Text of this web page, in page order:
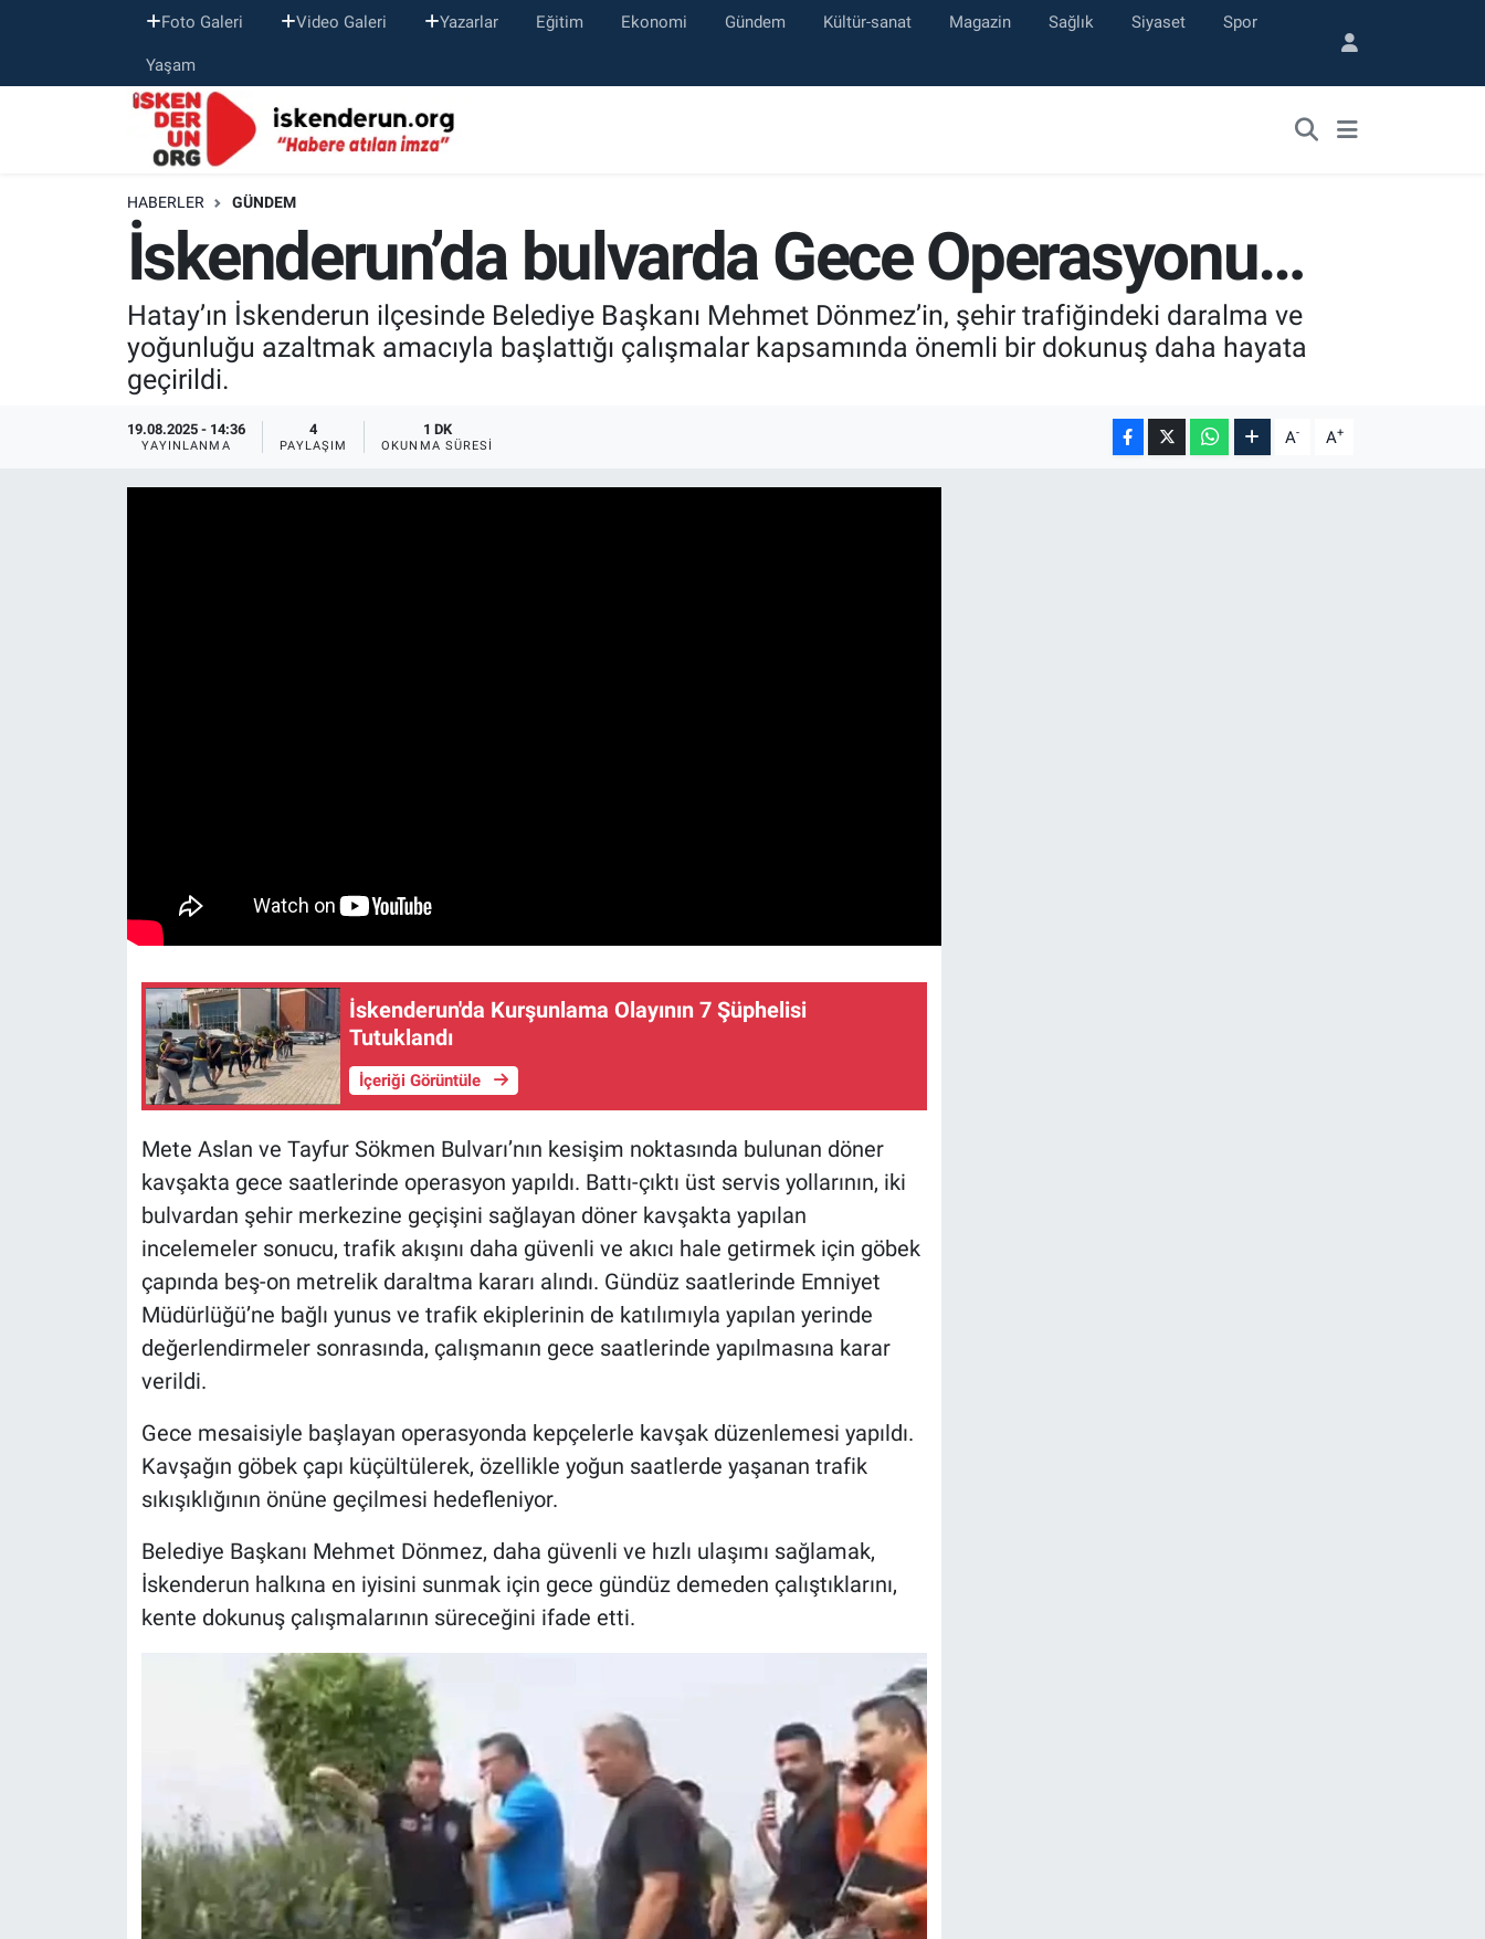
Foto Galeri Video Galeri Yazarlar Eğitim Ekonomi Gündem Kültür-sanat Magazin Sağlık Siyaset Spor
Yaşam
HABERLER GÜNDEM
İskenderun’da bulvarda Gece Operasyonu…
Hatay’ın İskenderun ilçesinde Belediye Başkanı Mehmet Dönmez’in, şehir trafiğindeki daralma ve
yoğunluğu azaltmak amacıyla başlattığı çalışmalar kapsamında önemli bir dokunuş daha hayata
geçirildi.
19.08.2025 - 14:36
YAYINLANMA
4
PAYLAŞIM
1 DK
OKUNMA SÜRESI A- A+
İskenderun'da Kurşunlama Olayının 7 Şüphelisi
Tutuklandı
İçeriği Görüntüle
Mete Aslan ve Tayfur Sökmen Bulvarı’nın kesişim noktasında bulunan döner
kavşakta gece saatlerinde operasyon yapıldı. Battı-çıktı üst servis yollarının, iki
bulvardan şehir merkezine geçişini sağlayan döner kavşakta yapılan
incelemeler sonucu, trafik akışını daha güvenli ve akıcı hale getirmek için göbek
çapında beş-on metrelik daraltma kararı alındı. Gündüz saatlerinde Emniyet
Müdürlüğü’ne bağlı yunus ve trafik ekiplerinin de katılımıyla yapılan yerinde
değerlendirmeler sonrasında, çalışmanın gece saatlerinde yapılmasına karar
verildi.
Gece mesaisiyle başlayan operasyonda kepçelerle kavşak düzenlemesi yapıldı.
Kavşağın göbek çapı küçültülerek, özellikle yoğun saatlerde yaşanan trafik
sıkışıklığının önüne geçilmesi hedefleniyor.
Belediye Başkanı Mehmet Dönmez, daha güvenli ve hızlı ulaşımı sağlamak,
İskenderun halkına en iyisini sunmak için gece gündüz demeden çalıştıklarını,
kente dokunuş çalışmalarının süreceğini ifade etti.